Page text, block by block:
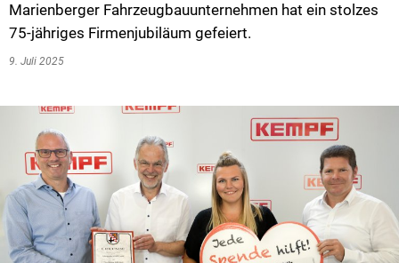
Marienberger Fahrzeugbauunternehmen hat ein stolzes
75-jähriges Firmenjubiläum gefeiert.
9. Juli 2025